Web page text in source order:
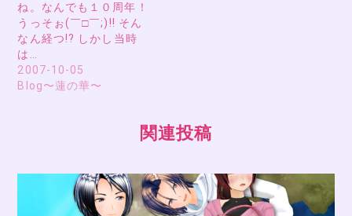
ね。なんでも１０周年！
うっそぉ(￣□￣;)!! そん
なん経つ!? しかし当時
は…
2007-10-05
Blog〜蓮の華〜
関連投稿